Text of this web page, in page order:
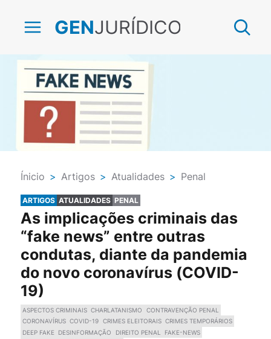
GENJURÍDICO
Ínicio > Artigos > Atualidades > Penal
ARTIGOS ATUALIDADES PENAL
As implicações criminais das
“fake news” entre outras
condutas, diante da pandemia
do novo coronavírus (COVID-
19)
ASPECTOS CRIMINAIS CHARLATANISMO
CONTRAVENÇÃO PENAL
CORONAVÍRUS COVID-19 CRIMES ELEITORAIS CRIMES TEMPORÁRIOS
DEEP FAKE
DESINFORMAÇÃO DIREITO PENAL
FAKE-NEWS